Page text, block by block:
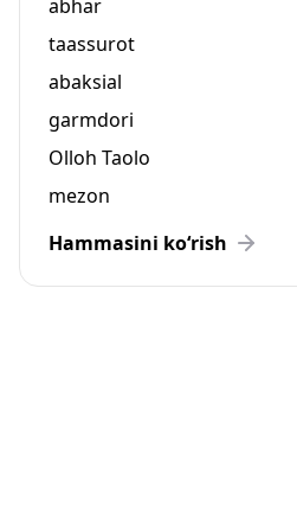
abhar
taassurot
abaksial
garmdori
Olloh Taolo
mezon
Hammasini ko‘rish